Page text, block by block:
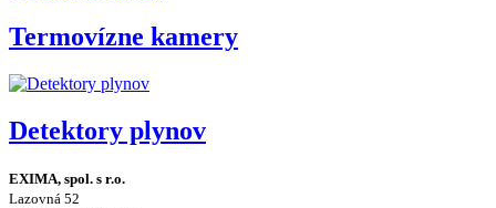
Termovízne kamery
Detektory plynov
EXIMA, spol. s r.o.
Lazovná 52